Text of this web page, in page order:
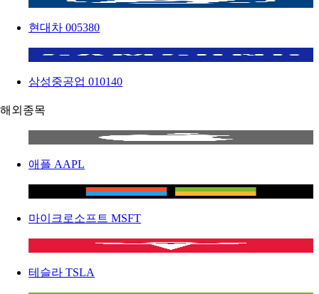
현대차 005380
삼성중공업 010140
해외종목
애플 AAPL
마이크로소프트 MSFT
테슬라 TSLA